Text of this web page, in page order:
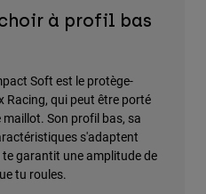
à profil bas
Soft est le protège-
Racing, qui peut être porté
Son profil bas, sa
s'adaptent
garantit une amplitude de
tu roules.